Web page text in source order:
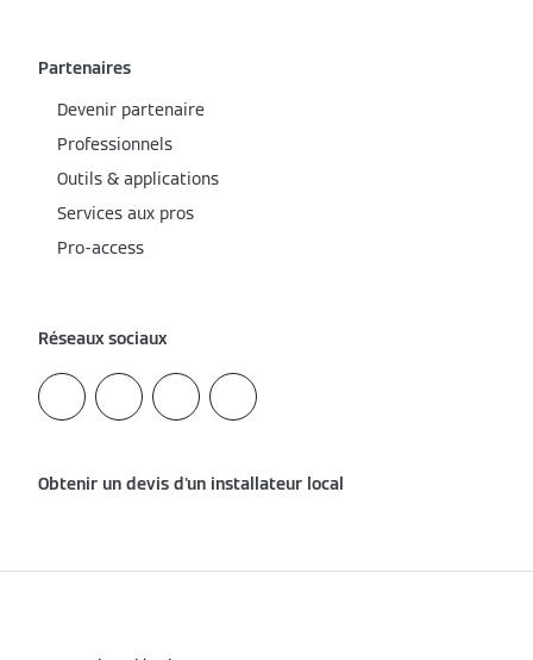
Partenaires
Devenir partenaire
Professionnels
Outils & applications
Services aux pros
Pro-access
Réseaux sociaux
Obtenir un devis d'un installateur local